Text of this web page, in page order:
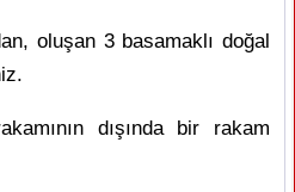
oluşan 3 basamaklı doğal
dışında bir rakam